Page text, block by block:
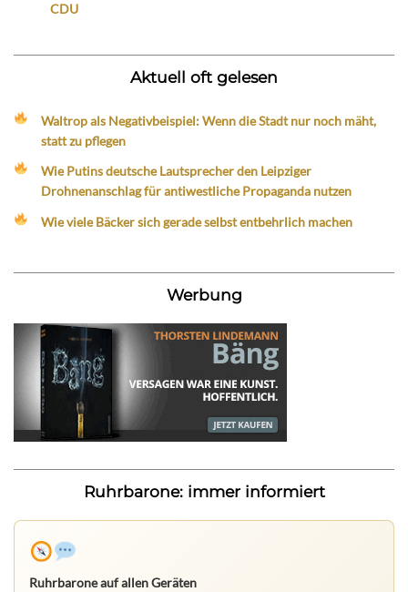
CDU
Aktuell oft gelesen
Waltrop als Negativbeispiel: Wenn die Stadt nur noch mäht,
statt zu pflegen
Wie Putins deutsche Lautsprecher den Leipziger
Drohnenanschlag für antiwestliche Propaganda nutzen
Wie viele Bäcker sich gerade selbst entbehrlich machen
Werbung
Ruhrbarone: immer informiert
Ruhrbarone auf allen Geräten